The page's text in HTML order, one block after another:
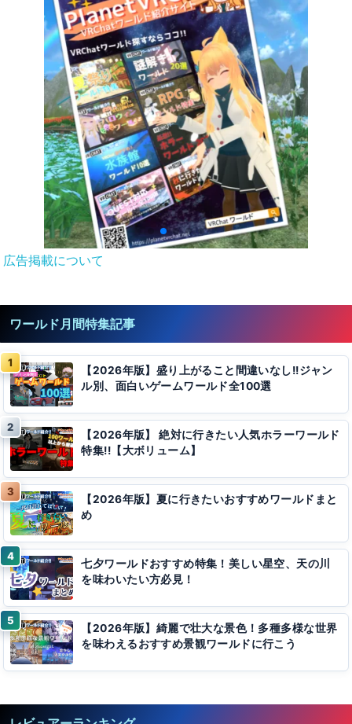
広告掲載について
ワールド月間特集記事
【2026年版】盛り上がること間違いなし!!ジャン
ル別、面白いゲームワールド全100選
【2026年版】 絶対に行きたい人気ホラーワールド
特集!!【大ボリューム】
【2026年版】夏に行きたいおすすめワールドまと
め
七夕ワールドおすすめ特集！美しい星空、天の川
を味わいたい方必見！
【2026年版】綺麗で壮大な景色！多種多様な世界
を味わえるおすすめ景観ワールドに行こう